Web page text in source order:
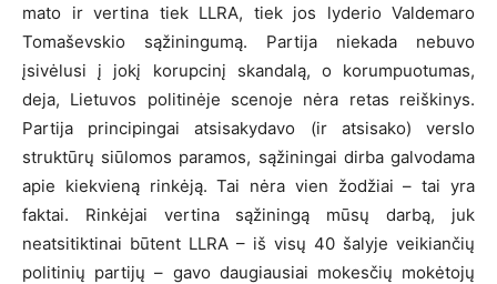
mato ir vertina tiek LLRA, tiek jos lyderio Valdemaro
Tomaševskio sąžiningumą. Partija niekada nebuvo
įsivėlusi į jokį korupcinį skandalą, o korumpuotumas,
deja, Lietuvos politinėje scenoje nėra retas reiškinys.
Partija principingai atsisakydavo (ir atsisako) verslo
struktūrų siūlomos paramos, sąžiningai dirba galvodama
apie kiekvieną rinkėją. Tai nėra vien žodžiai – tai yra
faktai. Rinkėjai vertina sąžiningą mūsų darbą, juk
neatsitiktinai būtent LLRA – iš visų 40 šalyje veikiančių
politinių partijų – gavo daugiausiai mokesčių mokėtojų